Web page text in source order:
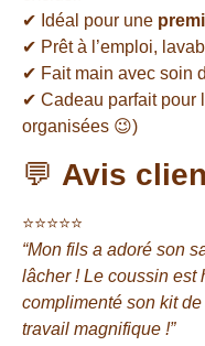
✔ Idéal pour une
✔ Prêt à l’emploi,
✔ Fait main avec soin
✔ Cadeau parfait pour
organisées 😉)
💬 Avis
⭐️⭐️⭐️⭐️⭐️
“Mon fils a adoré son
lâcher ! Le coussin est
complimenté son kit
travail magnifique !”